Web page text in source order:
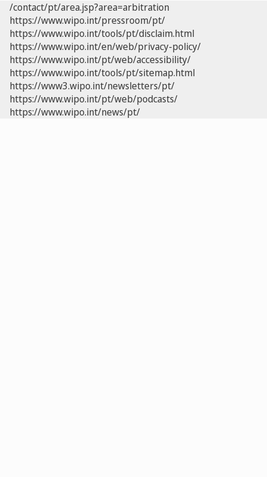
/contact/pt/area.jsp?area=arbitration
https://www.wipo.int/pressroom/pt/
https://www.wipo.int/tools/pt/disclaim.html
https://www.wipo.int/en/web/privacy-policy/
https://www.wipo.int/pt/web/accessibility/
https://www.wipo.int/tools/pt/sitemap.html
https://www3.wipo.int/newsletters/pt/
https://www.wipo.int/pt/web/podcasts/
https://www.wipo.int/news/pt/